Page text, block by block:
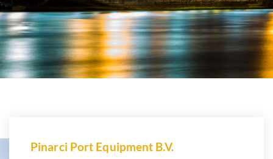
Pinarci Port Equipment B.V.